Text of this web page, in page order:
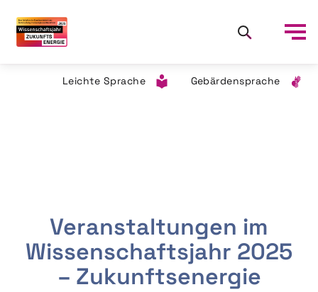
Leichte Sprache Gebärdensprache
Veranstaltungen im
Wissenschaftsjahr 2025
– Zukunftsenergie